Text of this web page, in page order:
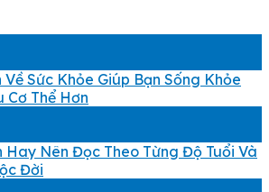
Về Sức Khỏe Giúp Bạn Sống Khỏe
Cơ Thể Hơn
Hay Nên Đọc Theo Từng Độ Tuổi Và
Đời